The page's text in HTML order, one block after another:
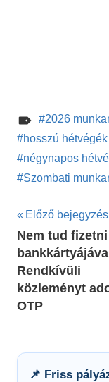
2026
hosszú
négynapos
Szombati
Bejegyzés
navigáció
Előző bejegyzés
Nem tud
Rendkívüli
közleményt
OTP
📌 Friss